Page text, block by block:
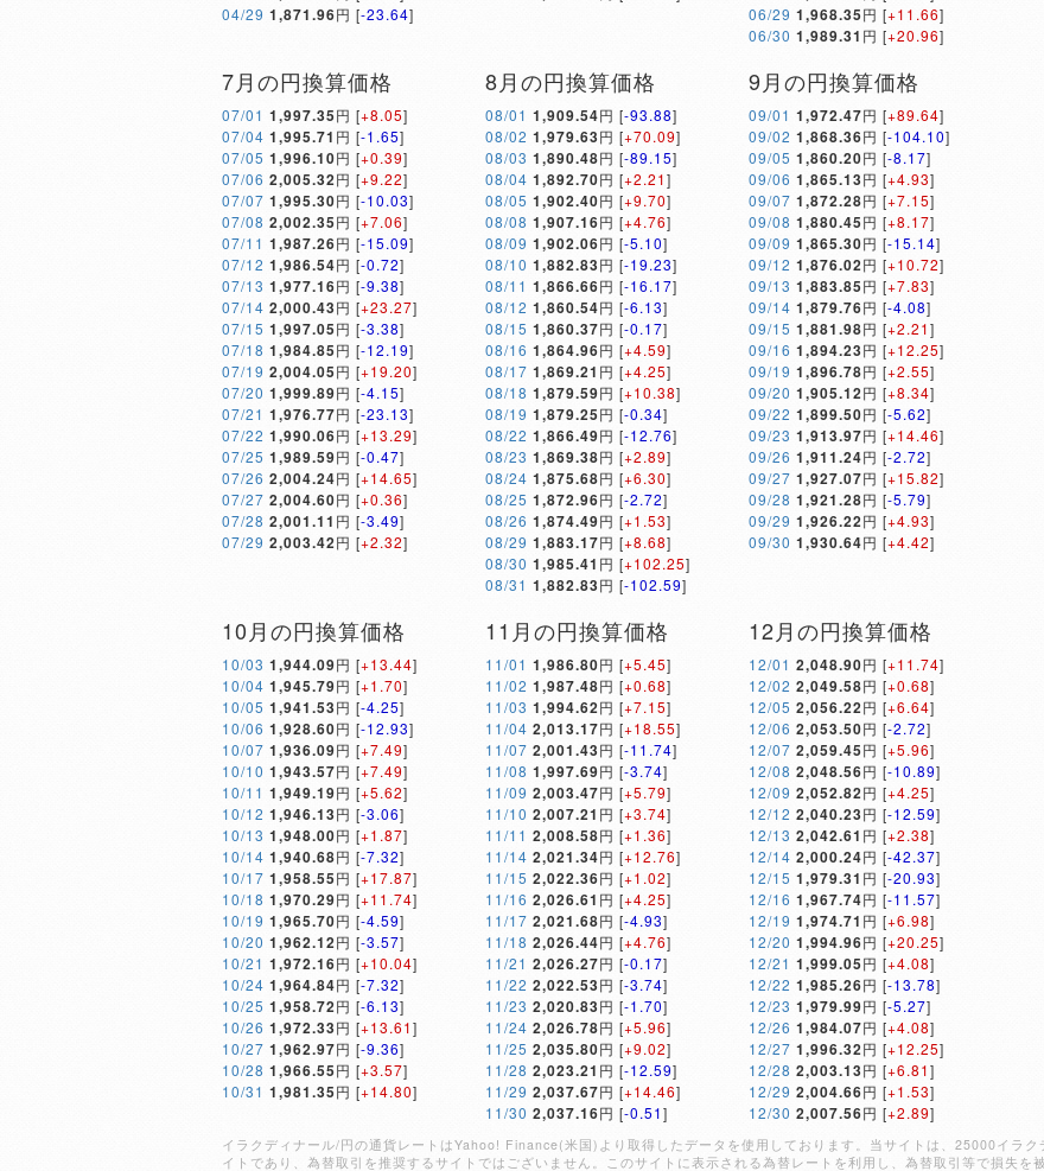
04/29 1,871.96円 [-23.64]
06/29 1,968.35円 [+11.66]
06/30 1,989.31 円 [+20.96]
7月の円換算価格
07/01 1,997.35円 [+8.05]
07/04 1,995.71 円 [-1.65]
07/05 1,996.10円 [+0.39]
07/06 2,005.32円 [+9.22]
07/07 1,995.30円 [-10.03]
07/08 2,002.35円 [+7.06]
07/11 1,987.26円 [-15.09]
07/12 1,986.54円 [-0.72]
07/13 1,977.16円 [-9.38]
07/14 2,000.43円 [+23.27]
07/15 1,997.05円 [-3.38]
07/18 1,984.85円 [-12.19]
07/19 2,004.05円 [+19.20]
07/20 1,999.89円 [-4.15]
07/21 1,976.77円 [-23.13]
07/22 1,990.06円 [+13.29]
07/25 1,989.59円 [-0.47]
07/26 2,004.24円 [+14.65]
07/27 2,004.60円 [+0.36]
07/28 2,001.11 円 [-3.49]
07/29 2,003.42円 [+2.32]
8月の円換算価格
08/01 1,909.54円 [-93.88]
08/02 1,979.63円 [+70.09]
08/03 1,890.48円 [-89.15]
08/04 1,892.70円 [+2.21]
08/05 1,902.40円 [+9.70]
08/08 1,907.16円 [+4.76]
08/09 1,902.06円 [-5.10]
08/10 1,882.83円 [-19.23]
08/11 1,866.66円 [-16.17]
08/12 1,860.54円 [-6.13]
08/15 1,860.37円 [-0.17]
08/16 1,864.96円 [+4.59]
08/17 1,869.21 円 [+4.25]
08/18 1,879.59円 [+10.38]
08/19 1,879.25円 [-0.34]
08/22 1,866.49円 [-12.76]
08/23 1,869.38円 [+2.89]
08/24 1,875.68円 [+6.30]
08/25 1,872.96円 [-2.72]
08/26 1,874.49円 [+1.53]
08/29 1,883.17円 [+8.68]
08/30 1,985.41 円 [+102.25]
08/31 1,882.83円 [-102.59]
9月の円換算価格
09/01 1,972.47円 [+89.64]
09/02 1,868.36円 [-104.10]
09/05 1,860.20円 [-8.17]
09/06 1,865.13円 [+4.93]
09/07 1,872.28円 [+7.15]
09/08 1,880.45円 [+8.17]
09/09 1,865.30円 [-15.14]
09/12 1,876.02円 [+10.72]
09/13 1,883.85円 [+7.83]
09/14 1,879.76円 [-4.08]
09/15 1,881.98円 [+2.21]
09/16 1,894.23円 [+12.25]
09/19 1,896.78円 [+2.55]
09/20 1,905.12円 [+8.34]
09/22 1,899.50円 [-5.62]
09/23 1,913.97円 [+14.46]
09/26 1,911.24円 [-2.72]
09/27 1,927.07円 [+15.82]
09/28 1,921.28円 [-5.79]
09/29 1,926.22円 [+4.93]
09/30 1,930.64円 [+4.42]
10月の円換算価格
10/03 1,944.09円 [+13.44]
10/04 1,945.79円 [+1.70]
10/05 1,941.53円 [-4.25]
10/06 1,928.60円 [-12.93]
10/07 1,936.09円 [+7.49]
10/10 1,943.57円 [+7.49]
10/11 1,949.19円 [+5.62]
10/12 1,946.13円 [-3.06]
10/13 1,948.00円 [+1.87]
10/14 1,940.68円 [-7.32]
10/17 1,958.55円 [+17.87]
10/18 1,970.29円 [+11.74]
10/19 1,965.70円 [-4.59]
10/20 1,962.12円 [-3.57]
10/21 1,972.16円 [+10.04]
10/24 1,964.84円 [-7.32]
10/25 1,958.72円 [-6.13]
10/26 1,972.33円 [+13.61]
10/27 1,962.97円 [-9.36]
10/28 1,966.55円 [+3.57]
10/31 1,981.35円 [+14.80]
11月の円換算価格
11/01 1,986.80円 [+5.45]
11/02 1,987.48円 [+0.68]
11/03 1,994.62円 [+7.15]
11/04 2,013.17円 [+18.55]
11/07 2,001.43円 [-11.74]
11/08 1,997.69円 [-3.74]
11/09 2,003.47円 [+5.79]
11/10 2,007.21 円 [+3.74]
11/11 2,008.58円 [+1.36]
11/14 2,021.34円 [+12.76]
11/15 2,022.36円 [+1.02]
11/16 2,026.61 円 [+4.25]
11/17 2,021.68円 [-4.93]
11/18 2,026.44円 [+4.76]
11/21 2,026.27円 [-0.17]
11/22 2,022.53円 [-3.74]
11/23 2,020.83円 [-1.70]
11/24 2,026.78円 [+5.96]
11/25 2,035.80円 [+9.02]
11/28 2,023.21 円 [-12.59]
11/29 2,037.67円 [+14.46]
11/30 2,037.16円 [-0.51]
12月の円換算価格
12/01 2,048.90円 [+11.74]
12/02 2,049.58円 [+0.68]
12/05 2,056.22円 [+6.64]
12/06 2,053.50円 [-2.72]
12/07 2,059.45円 [+5.96]
12/08 2,048.56円 [-10.89]
12/09 2,052.82円 [+4.25]
12/12 2,040.23円 [-12.59]
12/13 2,042.61 円 [+2.38]
12/14 2,000.24円 [-42.37]
12/15 1,979.31 円 [-20.93]
12/16 1,967.74円 [-11.57]
12/19 1,974.71 円 [+6.98]
12/20 1,994.96円 [+20.25]
12/21 1,999.05円 [+4.08]
12/22 1,985.26円 [-13.78]
12/23 1,979.99円 [-5.27]
12/26 1,984.07円 [+4.08]
12/27 1,996.32円 [+12.25]
12/28 2,003.13円 [+6.81]
12/29 2,004.66円 [+1.53]
12/30 2,007.56円 [+2.89]
イラクディナール/円の通貨レートはYahoo! Finance(米国)より取得したデータを使用しております。当サイトは、25000イラ
イトであり、為替取引を推奨するサイトではございません。このサイトに表示される為替レートを利用し、為替取引等で損失を